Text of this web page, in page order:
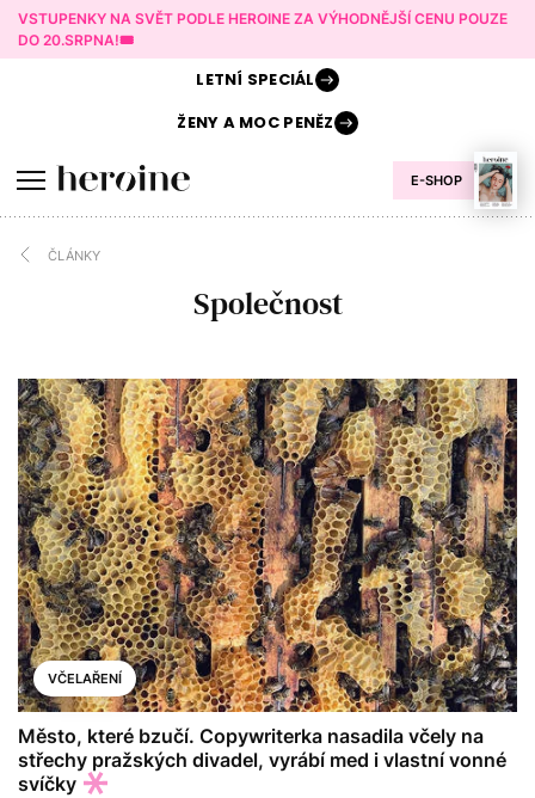
VSTUPENKY NA SVĚT PODLE HEROINE ZA VÝHODNĚJŠÍ CENU POUZE
DO 20.SRPNA!🎟️
E-SHOP
LETNÍ SPECIÁL
ŽENY AMOC PENĚZ
ČLÁNKY
Společnost
VČELAŘENÍ
Město, které bzučí. Copywriterka nasadila včely na
střechy pražských divadel, vyrábí med i vlastní vonné
svíčky